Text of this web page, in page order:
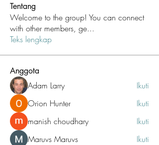
Tentang
Welcome to the group! You can connect
with other members, ge...
Teks lengkap
Anggota
Adam Larry
Ikuti
Orion Hunter
Ikuti
manish choudhary
Ikuti
Maruvs Maruvs
Ikuti